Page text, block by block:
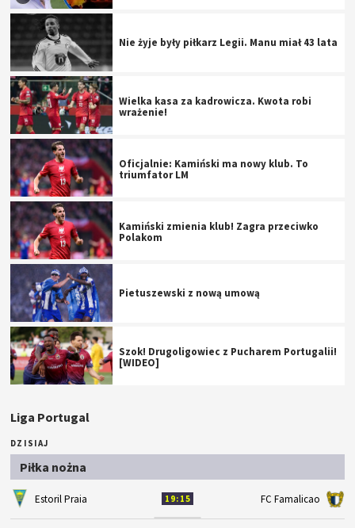
Nie żyje były piłkarz Legii. Manu miał 43 lata
Wielka kasa za kadrowicza. Kwota robi
wrażenie!
Oficjalnie: Kamiński ma nowy klub. To
triumfator LM
Kamiński zmienia klub! Zagra przeciwko
Polakom
Pietuszewski z nową umową
Szok! Drugoligowiec z Pucharem Portugalii!
[WIDEO]
Liga Portugal
DZISIAJ
Piłka nożna
Estoril Praia 19:15 FC Famalicao